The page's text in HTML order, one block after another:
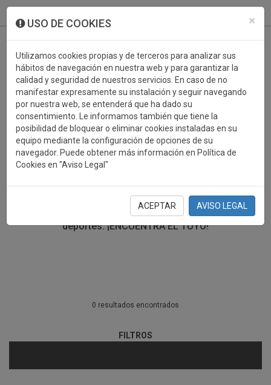
×
USO DE COOKIES
Utilizamos cookies propias y de terceros para analizar sus
hábitos de navegación en nuestra web y para garantizar la
calidad y seguridad de nuestros servicios. En caso de no
manifestar expresamente su instalación y seguir navegando
por nuestra web, se entenderá que ha dado su
consentimiento. Le informamos también que tiene la
posibilidad de bloquear o eliminar cookies instaladas en su
equipo mediante la configuración de opciones de su
navegador. Puede obtener más información en Política de
Cookies en "Aviso Legal"
ACEPTAR AVISO LEGAL
TROFEOS DEPORTIVOS
En esta sección encontrarás una gran variedad de
filtros por deporte, material y precio del trofeo.
Trofeos deportivos para todos los
deportes. ¡ENCUENTRA EL TUYO!
0 resultados encontrados
FILTROS